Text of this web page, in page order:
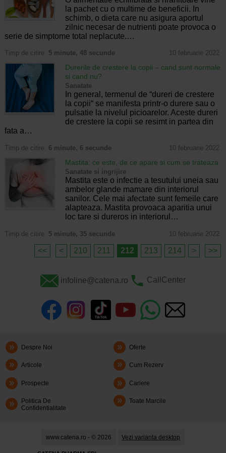
la pachet cu o multime de beneficii. In
schimb, o dieta care nu asigura aportul
zilnic necesar de nutrienti poate provoca o
serie de simptome total neplacute.…
Timp de citire: 5 minute, 48 secunde 10 februarie 2022
Durerile de crestere la copii – cand sunt normale
si cand nu?
Sanatate
In general, termenul de “dureri de crestere
la copii“ se manifesta printr-o durere sau o
pulsatie la nivelul picioarelor. Aceste dureri
de crestere la copii se resimt in partea din
fata a…
Timp de citire: 6 minute, 6 secunde 10 februarie 2022
Mastita: ce este, de ce apare si cum se trateaza
Sanatate si ingrijire
Mastita este o infectie a tesutului uneia sau
ambelor glande mamare din interiorul
sanilor. Cele mai afectate sunt femeile care
alapteaza. Mastita provoaca aparitia unui
loc tare si dureros in interiorul…
Timp de citire: 5 minute, 35 secunde 10 februarie 2022
<< < 210 211 212 213 214 > >>
infoline@catena.ro CallCenter
Despre Noi Oferte
Articole Cum Rezerv
Prospecte Cariere
Politica De
Confidentialitate
Toate Marcile
www.catena.ro - © 2026 Vezi varianta desktop